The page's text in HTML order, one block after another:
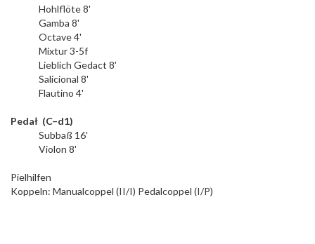
Hohlflöte 8'
Gamba 8'
Octave 4'
Mixtur 3-5f
Lieblich Gedact 8'
Salicional 8'
Flautino 4'
Pedał (C–d1)
Subbaß 16'
Violon 8'
Pielhilfen
Koppeln: Manualcoppel (II/I) Pedalcoppel (I/P)